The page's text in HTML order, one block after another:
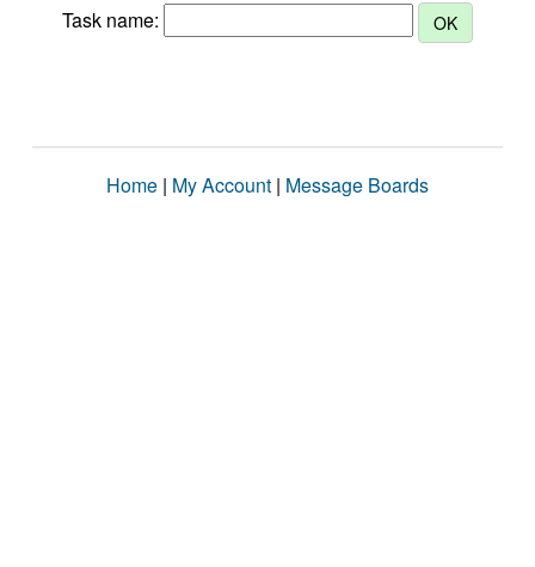
Task name:
Home | My Account | Message Boards